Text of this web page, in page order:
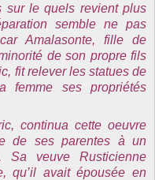
sur le quels revient plus
semble ne pas
Amalasonte, fille de
de son propre fils
fit relever les statues de
femme ses propriétés
continua cette oeuvre
de ses parentes à un
Sa veuve Rusticienne
qu’il avait épousée en